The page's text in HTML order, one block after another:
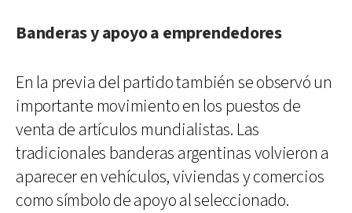
Banderas y apoyo a emprendedores
En la previa del partido también se observó un
importante movimiento en los puestos de
venta de artículos mundialistas. Las
tradicionales banderas argentinas volvieron a
aparecer en vehículos, viviendas y comercios
como símbolo de apoyo al seleccionado.